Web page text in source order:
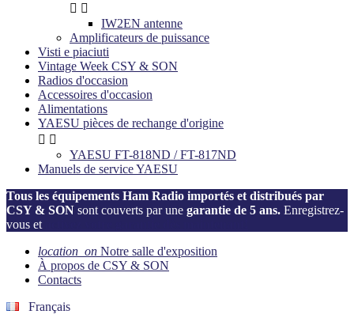
 
IW2EN antenne
Amplificateurs de puissance
Visti e piaciuti
Vintage Week CSY & SON
Radios d'occasion
Accessoires d'occasion
Alimentations
YAESU pièces de rechange d'origine
 
YAESU FT-818ND / FT-817ND
Manuels de service YAESU
Tous les équipements Ham Radio importés et distribués par
CSY & SON sont couverts par une garantie de 5 ans. Enregistrez-
vous et
location_on Notre salle d'exposition
À propos de CSY & SON
Contacts
Français